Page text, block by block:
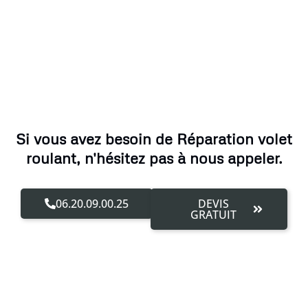
Si vous avez besoin de Réparation volet
roulant, n'hésitez pas à nous appeler.
06.20.09.00.25 DEVIS
GRATUIT